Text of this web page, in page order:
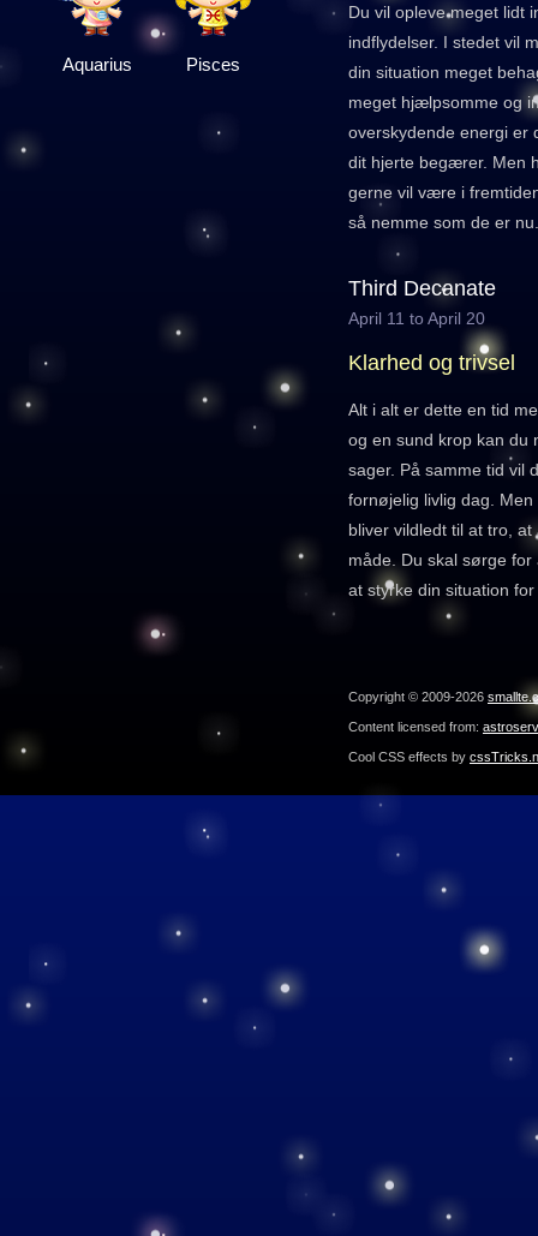
Aquarius Pisces
Du vil opleve meget lidt
indflydelser. I stedet vil
din situation meget
meget hjælpsomme og
overskydende energi er
dit hjerte begærer. Men
gerne vil være i
så nemme som de er nu.
Third Decanate
April 11 to April 20
Klarhed og trivsel
Alt i alt er dette en tid
og en sund krop kan du
sager. På samme tid vil
fornøjelig livlig dag.
bliver vildledt til at tro,
måde. Du skal sørge
at styrke din situation
Copyright © 2009-2026
Content licensed from:
Cool CSS effects by